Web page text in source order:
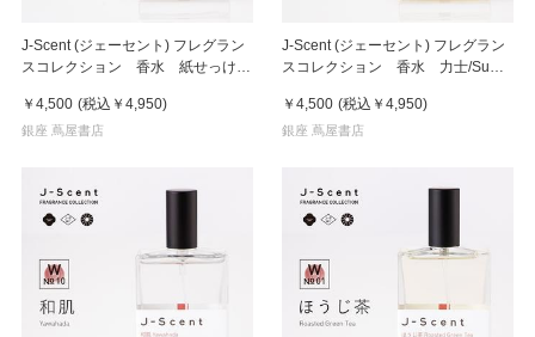
J-Scent (ジェーセント) フレグラン
スコレクション 香水 紙せっけん
50mL
￥4,500 (税込 ￥4,950)
銀座 蔦屋書店
J-Scent (ジェーセント) フレグラン
スコレクション 香水 力士/Sumo
￥4,500 (税込 ￥4,950)
銀座 蔦屋書店